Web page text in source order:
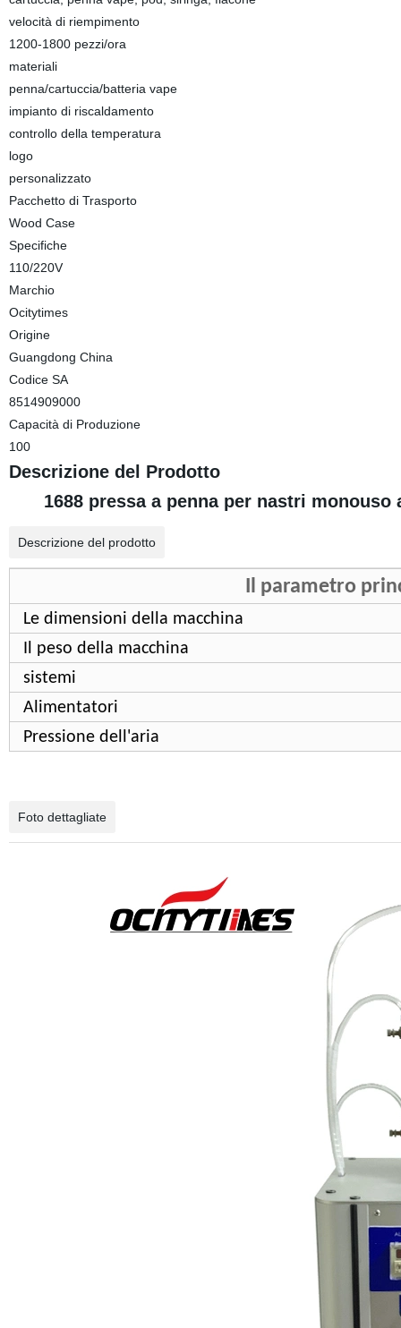
velocità di riempimento
1200-1800 pezzi/ora
materiali
penna/cartuccia/batteria vape
impianto di riscaldamento
controllo della temperatura
logo
personalizzato
Pacchetto di Trasporto
Wood Case
Specifiche
110/220V
Marchio
Ocitytimes
Origine
Guangdong China
Codice SA
8514909000
Capacità di Produzione
100
Descrizione del Prodotto
1688 pressa a penna per nastri
Descrizione del prodotto
Il parametro
Le dimensioni della macchina
Il peso della macchina
sistemi
Alimentatori
Pressione dell'aria
Foto dettagliate